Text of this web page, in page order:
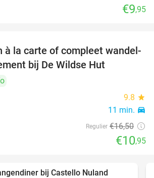
€9,95
34%
à la carte of compleet wandel-
bij De Wildse Hut
9.8 star
11 min. directions_car
Regulier €16,50
€10,95
bij Castello Nuland